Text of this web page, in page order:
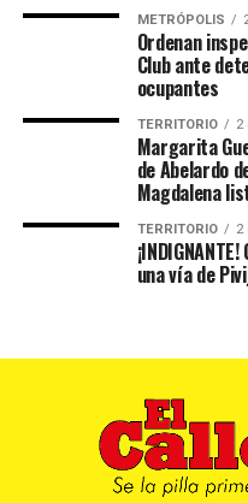
METRÓPOLIS
Ordenan
Club ante
ocupantes
TERRITORIO 2
Margarita
de Abelardo
Magdalena
TERRITORIO 2
una vía de